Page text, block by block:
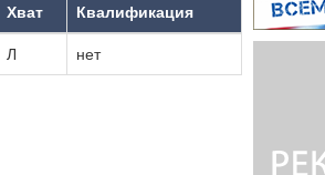
Хват Квалификация
Л нет